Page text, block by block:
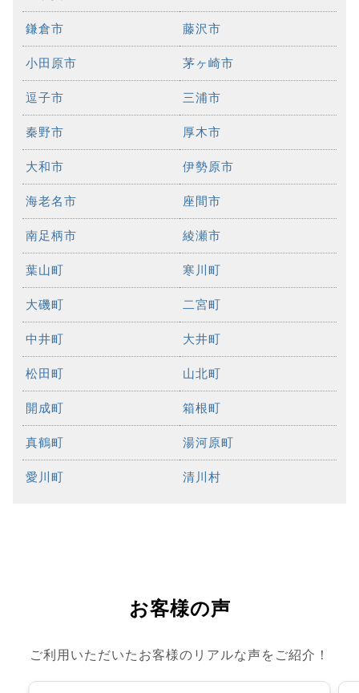
鎌倉市 藤沢市
小田原市 茅ヶ崎市
逗子市 三浦市
秦野市 厚木市
大和市 伊勢原市
海老名市 座間市
南足柄市 綾瀬市
葉山町 寒川町
大磯町 二宮町
中井町 大井町
松田町 山北町
開成町 箱根町
真鶴町 湯河原町
愛川町 清川村
お客様の声
ご利用いただいたお客様のリアルな声をご紹介！